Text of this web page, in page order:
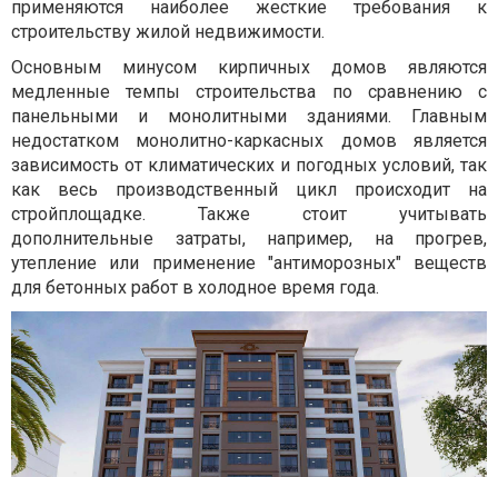
применяются наиболее жесткие требования к
строительству жилой недвижимости.
Основным минусом кирпичных домов являются
медленные темпы строительства по сравнению с
панельными и монолитными зданиями. Главным
недостатком монолитно-каркасных домов является
зависимость от климатических и погодных условий, так
как весь производственный цикл происходит на
стройплощадке. Также стоит учитывать
дополнительные затраты, например, на прогрев,
утепление или применение "антиморозных" веществ
для бетонных работ в холодное время года.